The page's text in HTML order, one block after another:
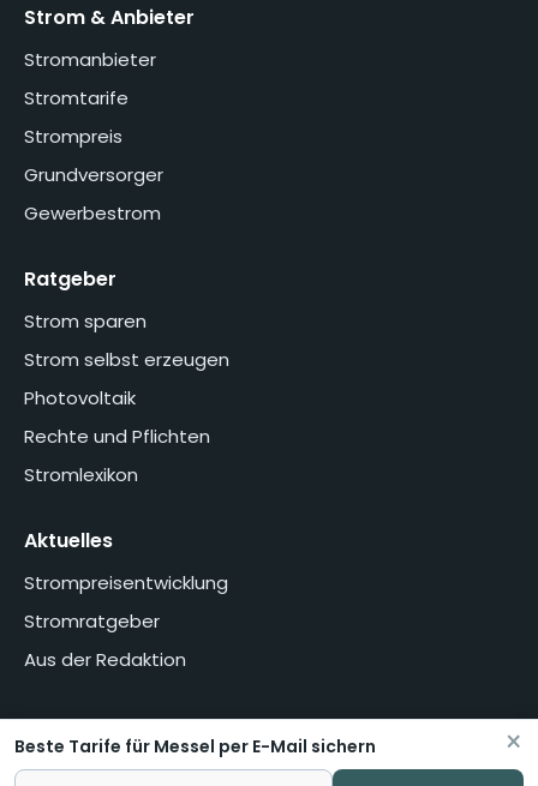
Strom & Anbieter
Stromanbieter
Stromtarife
Strompreis
Grundversorger
Gewerbestrom
Ratgeber
Strom sparen
Strom selbst erzeugen
Photovoltaik
Rechte und Pflichten
Stromlexikon
Aktuelles
Strompreisentwicklung
Stromratgeber
Aus der Redaktion
HomeÜber unsMethodikPresseDatenschutzerklärung
×
Beste Tarife für Messel per E-Mail sichern